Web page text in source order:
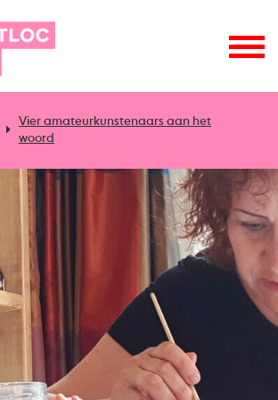
Vier amateurkunstenaars aan het
woord